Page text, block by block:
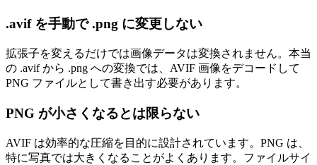
.avif を手動で .png に変更しない
拡張子を変えるだけでは画像データは変換されません。本当
の .avif から .png への変換では、AVIF 画像をデコードして
PNG ファイルとして書き出す必要があります。
PNG が小さくなるとは限らない
AVIF は効率的な圧縮を目的に設計されています。PNG は、
特に写真では大きくなることがよくあります。ファイルサイ